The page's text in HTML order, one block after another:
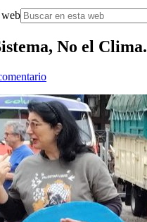
web
No el Clima.